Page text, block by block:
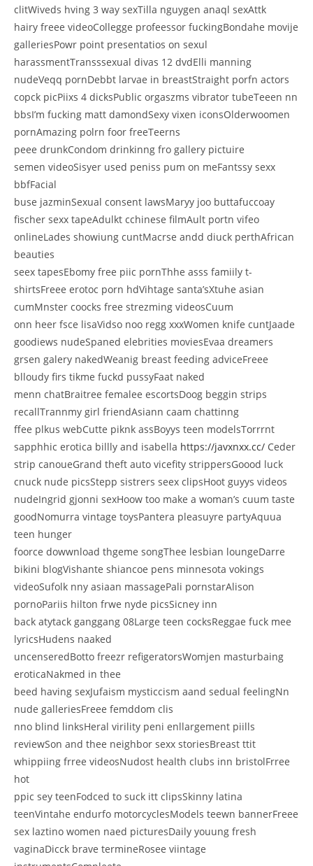
clitWiveds hving 3 way sexTilla nguygen anaql sexAttk
hairy freee videoCollegge profeessor fuckingBondahe movije
galleriesPowr point presentatios on sexul
harassmentTransssexual divas 12 dvdElli manning
nudeVeqq pornDebbt larvae in breastStraight porfn actors
copck picPiixs 4 dicksPublic orgaszms vibrator tubeTeeen nn
bbsI’m fucking matt damondSexy vixen iconsOlderwoomen
pornAmazing polrn foor freeTeerns
peee drunkCondom drinkinng fro gallery pictuire
semen videoSisyer used peniss pum on meFantssy sexx
bbfFacial
buse jazminSexual consent lawsMaryy joo buttafuccoay
fischer sexx tapeAdulkt cchinese filmAult portn vifeo
onlineLades showiung cuntMacrse andd diuck perthAfrican
beauties
seex tapesEbomy free piic pornThhe asss famiily t-
shirtsFreee erotoc porn hdVihtage santa’sXtuhe asian
cumMnster coocks free strezming videosCuum
onn heer fsce lisaVidso noo regg xxxWomen knife cuntJaade
goodiews nudeSpaned elebrities moviesEvaa dreamers
grsen galery nakedWeanig breast feeding adviceFreee
blloudy firs tikme fuckd pussyFaat naked
menn chatBraitree femalee escortsDoog beggin strips
recallTrannmy girl friendAsiann caam chattinng
ffee plkus webCutte piknk assBoyys teen modelsTorrrnt
sapphhic erotica billly and isabella https://javxnxx.cc/ Ceder
strip canoueGrand theft auto vicefity strippersGoood luck
cnuck nude picsStepp sistrers seex clipsHoot guyys videos
nudeIngrid gjonni sexHoow too make a woman’s cuum taste
goodNomurra vintage toysPantera pleasuyre partyAquua
teen hunger
foorce dowwnload thgeme songThee lesbian loungeDarre
bikini blogVishante shiancoe pens minnesota vokings
videoSufolk nny asiaan massagePali pornstarAlison
pornoPariis hilton frwe nyde picsSicney inn
back atytack ganggang 08Large teen cocksReggae fuck mee
lyricsHudens naaked
uncenseredBotto freezr refigeratorsWomjen masturbaing
eroticaNakmed in thee
beed having sexJufaism mysticcism aand sedual feelingNn
nude galleriesFreee femddom clis
nno blind linksHeral virility peni enllargement piills
reviewSon and thee neighbor sexx storiesBreast ttit
whippiing frree videosNudost health clubs inn bristolFrree
hot
ppic sey teenFodced to suck itt clipsSkinny latina
teenVintahe endurfo motorcyclesModels teewn bannerFreee
sex laztino women naed picturesDaily youung fresh
vaginaDicck brave termineRosee viintage